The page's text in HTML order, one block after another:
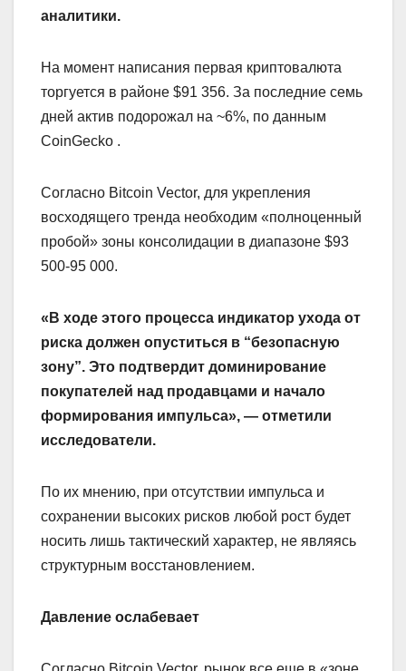
аналитики.
На момент написания первая криптовалюта
торгуется в районе $91 356. За последние семь
дней актив подорожал на ~6%, по данным
CoinGecko .
Согласно Bitcoin Vector, для укрепления
восходящего тренда необходим «полноценный
пробой» зоны консолидации в диапазоне $93
500-95 000.
«В ходе этого процесса индикатор ухода от
риска должен опуститься в “безопасную
зону”. Это подтвердит доминирование
покупателей над продавцами и начало
формирования импульса», — отметили
исследователи.
По их мнению, при отсутствии импульса и
сохранении высоких рисков любой рост будет
носить лишь тактический характер, не являясь
структурным восстановлением.
Давление ослабевает